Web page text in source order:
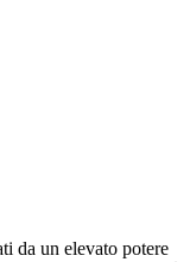
da un elevato potere